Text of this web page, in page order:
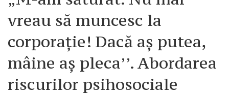
vreau să muncesc la
corporație! Dacă aș putea,
mâine aș pleca’’. Abordarea
riscurilor psihosociale